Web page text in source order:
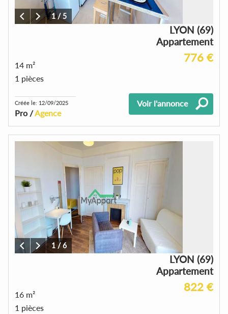
1/5
LYON (69)
Appartement
776 €
14 m²
1 pièces
Créée le: 12/09/2025
Pro /Agence
Voir l'annonce
1 /6
LYON (69)
Appartement
822 €
16 m²
1 pièces